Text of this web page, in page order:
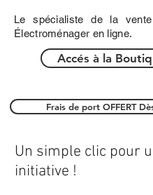
Le spécialiste de la
Électroménager en ligne.
Accés à la
Frais de port OFFERT
Un simple clic pour
initiative !